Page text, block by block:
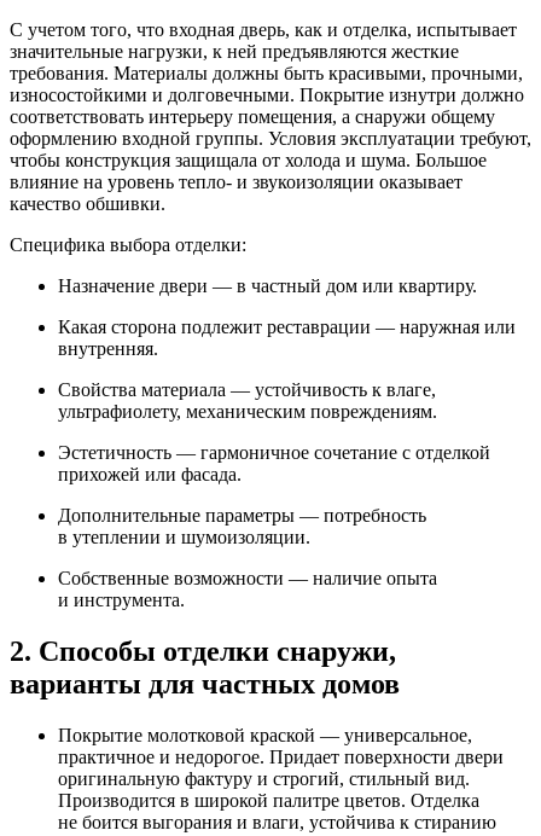
С учетом того, что входная дверь, как и отделка, испытывает
значительные нагрузки, к ней предъявляются жесткие
требования. Материалы должны быть красивыми, прочными,
износостойкими и долговечными. Покрытие изнутри должно
соответствовать интерьеру помещения, а снаружи общему
оформлению входной группы. Условия эксплуатации требуют,
чтобы конструкция защищала от холода и шума. Большое
влияние на уровень тепло- и звукоизоляции оказывает
качество обшивки.
Специфика выбора отделки:
Назначение двери — в частный дом или квартиру.
Какая сторона подлежит реставрации — наружная или
внутренняя.
Свойства материала — устойчивость к влаге,
ультрафиолету, механическим повреждениям.
Эстетичность — гармоничное сочетание с отделкой
прихожей или фасада.
Дополнительные параметры — потребность
в утеплении и шумоизоляции.
Собственные возможности — наличие опыта
и инструмента.
2. Способы отделки снаружи,
варианты для частных домов
Покрытие молотковой краской — универсальное,
практичное и недорогое. Придает поверхности двери
оригинальную фактуру и строгий, стильный вид.
Производится в широкой палитре цветов. Отделка
не боится выгорания и влаги, устойчива к стиранию